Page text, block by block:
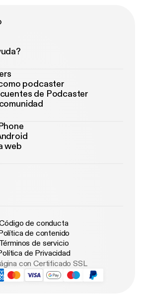
podcaster
de Podcaster
web
de conducta
de contenido
Términos de servicio
de Privacidad
con Certificado SSL